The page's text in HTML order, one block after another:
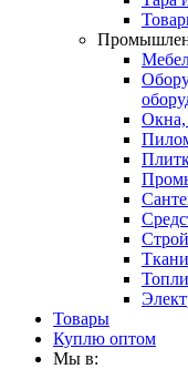
Окна,
Товары
Куплю оптом
Мы в: